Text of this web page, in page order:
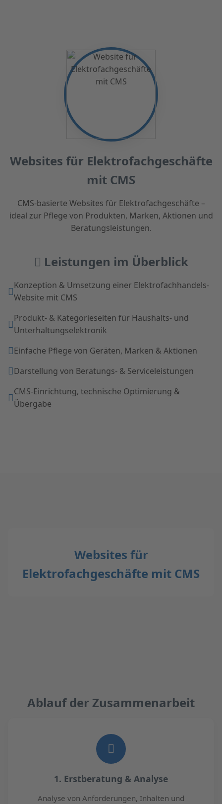
Websites für Elektrofachgeschäfte
mit CMS
CMS-basierte Websites für Elektrofachgeschäfte –
ideal zur Pflege von Produkten, Marken, Aktionen und
Beratungsleistungen.
Leistungen im Überblick
Konzeption & Umsetzung einer Elektrofachhandels-
Website mit CMS
Produkt- & Kategorieseiten für Haushalts- und
Unterhaltungselektronik
Einfache Pflege von Geräten, Marken & Aktionen
Darstellung von Beratungs- & Serviceleistungen
CMS-Einrichtung, technische Optimierung &
Übergabe
Websites für
Elektrofachgeschäfte mit CMS
Ablauf der Zusammenarbeit
1. Erstberatung & Analyse
Analyse von Anforderungen, Inhalten und